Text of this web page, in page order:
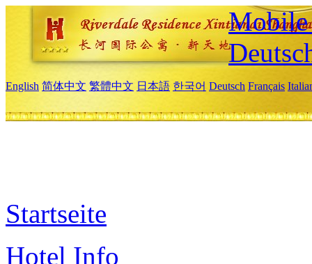
Mobile
English 简体中文 繁體中文 日本語 한국어 Deutsch Français
Startseite
Hotel Info